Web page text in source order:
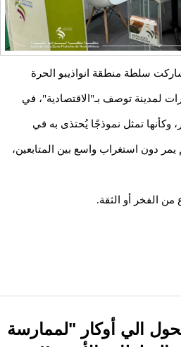
سلطة منطقة انواذيبو الحرة
لمدينة توصف بـ"الاقتصادية"، في
وكأنها تمثل نموذجًا يُحتذى به في
يمر دون استغراب واسع بين المتابعين،
الفخر أو الثقة.
الي أوكار "لممارسة